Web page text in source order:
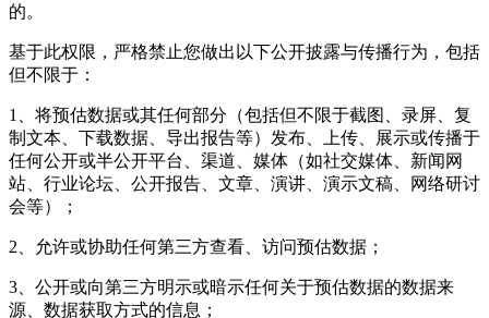
的。
基于此权限，严格禁止您做出以下公开披露与传播行为，包括
但不限于：
1、将预估数据或其任何部分（包括但不限于截图、录屏、复
制文本、下载数据、导出报告等）发布、上传、展示或传播于
任何公开或半公开平台、渠道、媒体（如社交媒体、新闻网
站、行业论坛、公开报告、文章、演讲、演示文稿、网络研讨
会等）；
2、允许或协助任何第三方查看、访问预估数据；
3、公开或向第三方明示或暗示任何关于预估数据的数据来
源、数据获取方式的信息；